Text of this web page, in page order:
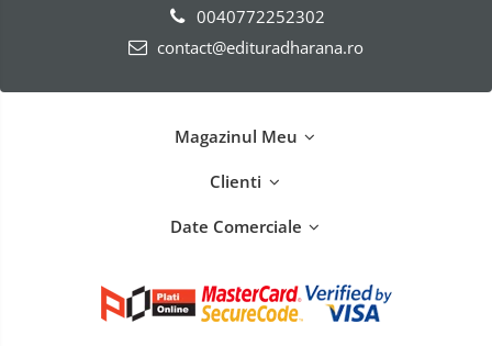
0040772252302
contact@edituradharana.ro
Magazinul Meu
Clienti
Date Comerciale